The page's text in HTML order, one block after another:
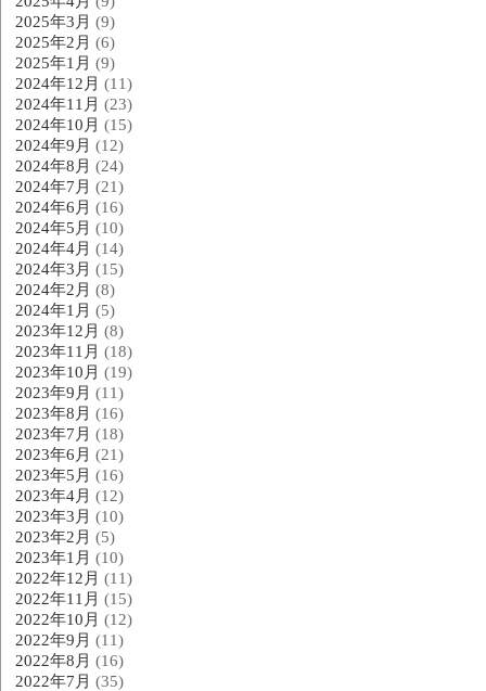
2025年3月 (9)
2025年2月 (6)
2025年1月 (9)
2024年12月 (11)
2024年11月 (23)
2024年10月 (15)
2024年9月 (12)
2024年8月 (24)
2024年7月 (21)
2024年6月 (16)
2024年5月 (10)
2024年4月 (14)
2024年3月 (15)
2024年2月 (8)
2024年1月 (5)
2023年12月 (8)
2023年11月 (18)
2023年10月 (19)
2023年9月 (11)
2023年8月 (16)
2023年7月 (18)
2023年6月 (21)
2023年5月 (16)
2023年4月 (12)
2023年3月 (10)
2023年2月 (5)
2023年1月 (10)
2022年12月 (11)
2022年11月 (15)
2022年10月 (12)
2022年9月 (11)
2022年8月 (16)
2022年7月 (35)